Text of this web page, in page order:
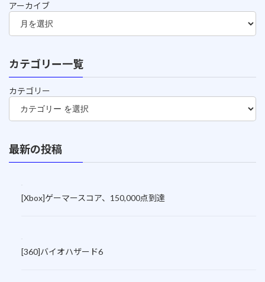
アーカイブ
カテゴリー一覧
カテゴリー
最新の投稿
[Xbox]ゲーマースコア、150,000点到達
[360]バイオハザード6